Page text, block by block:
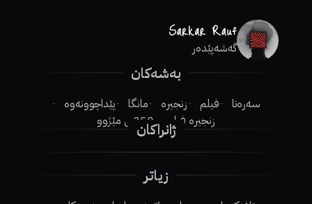
گەشەپێدەر
بەشەکان
سەرەتا فیلم زنجیرە مانگا
پێداچوونەوە
زنجیرە فیلم
250ـی مێژوو
ژانراکان
زیاتر